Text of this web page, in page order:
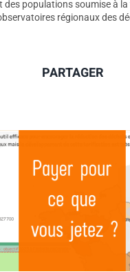
des populations soumise à
régionaux des
PARTAGER